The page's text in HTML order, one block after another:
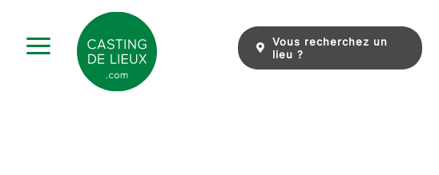
content
Vous recherchez un
lieu ?